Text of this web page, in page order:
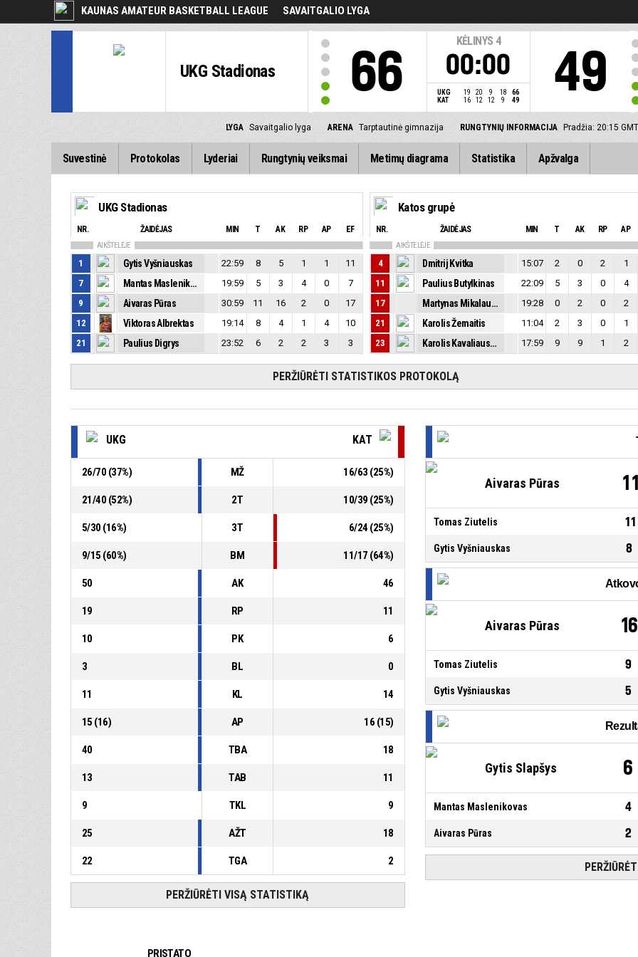
KAUNAS AMATEUR BASKETBALL LEAGUE SAVAITGALIO LYGA
UKG Stadionas 66
KĖLINYS 4
00:00
UKG 19 20 9 18
66
KAT
16 12 12 9 49 49
LYGA Savaitgalio lyga ARENA Tarptautinė gimnazija RUNGTYNIŲ INFORMACIJA Pradžia: 20:15
Suvestinė Protokolas Lyderiai Rungtynių veiksmai Metimų diagrama Statistika Apžvalga
UKG Stadionas
NR. ŽAIDĖJAS MIN T AK RP AP EF
AIKŠTELĖJE
1 Gytis Vyšniauskas 22:59 8 5 1 1
11
7
Mantas Maslenikovas 19:59 5 3 4 0
7
9
Aivaras Pūras 30:59 11 16 2 0
17
12
Viktoras Albrektas 19:14 8 4 1 4
10
21
Paulius Digrys 23:52 6 2 2 3 3
Katos grupė
NR. ŽAIDĖJAS MIN T AK RP AP
AIKŠTELĖJE
4 Dmitrij Kvitka 15:07 2 0 2 1
11
Paulius Butylkinas 22:09 5 3 0 4
17
Martynas Mikalauskas 19:28 0 2 0 2
21
Karolis Žemaitis 11:04 2 3 0 1
23
Karolis Kavaliauskas 17:59 9 9 1 2
PERŽIŪRĖTI STATISTIKOS PROTOKOLĄ
UKG KAT
26/70 (37%) MŽ 16/63 (25%)
21/40 (52%) 2T 10/39 (25%)
5/30 (16%) 3T 6/24 (25%)
9/15 (60%) BM 11/17 (64%)
50 AK 46
19 RP 11
10 PK 6
3 BL 0
11 KL 14
15 (16) AP 16 (15)
40 TBA 18
13 TAB 11
9 TKL 9
25 AŽT 18
22 TGA 2
PERŽIŪRĖTI VISĄ STATISTIKĄ
Aivaras Pūras 11
Tomas Ziutelis 11
Gytis Vyšniauskas 8
Aivaras Pūras 16
Tomas Ziutelis 9
Gytis Vyšniauskas 5
Gytis Slapšys 6
Mantas Maslenikovas 4
Aivaras Pūras 2
PRISTATO